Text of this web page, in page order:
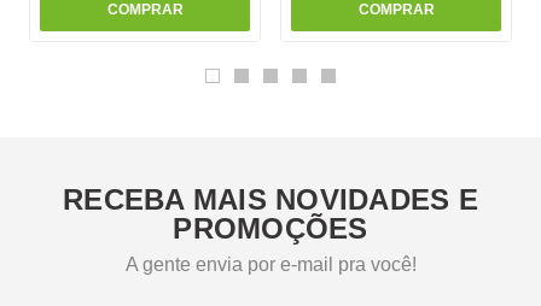
COMPRAR COMPRAR
RECEBA MAIS NOVIDADES E
PROMOÇÕES
A gente envia por e-mail pra você!